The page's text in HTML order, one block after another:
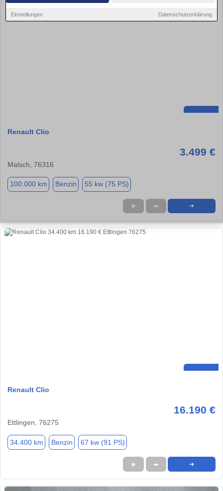
Einstellungen Datenschutzerklärung
Renault Clio
3.499 €
Malsch, 76316
100.000 km Benzin 55 kw (75 PS)
★ ➦ ➜
Renault Clio
16.190 €
Ettlingen, 76275
34.400 km Benzin 67 kw (91 PS)
★ ➦ ➜